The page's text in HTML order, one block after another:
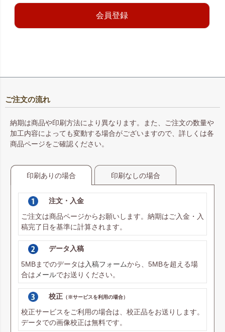
会員登録
ご注文の流れ
納期は商品や印刷方法により異なります。また、ご注文の数量や
加工内容によっても変動する場合がございますので、詳しくは各
商品ページをご確認ください。
印刷ありの場合 印刷なしの場合
注文・入金
ご注文は商品ページからお願いします。納期はご入金・入
稿完了日を基準に計算されます。
データ入稿
5MBまでのデータは 入稿フォームから、5MBを超える場
合は メールでお送りください。
校正 （※サービスを利用の場合）
校正サービスをご利用の場合は、校正品をお送りします。
データでの画像校正は無料です。